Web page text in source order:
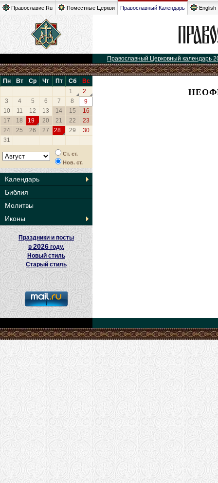
Православие.Ru Поместные Церкви Православный Календарь English
Православный Церковный календарь
Пн Вт Ср Чт Пт Сб
Вс
1
2
3
4 5 6 7 8
9
10
11 12 13 14 15
16
17
18 19 20 21 22
23
24
25 26 27 28 29
30
31
Ст. ст.
Нов. ст.
Календарь
Библия
Молитвы
Иконы
Праздники и посты
в2026 году.
Новый стиль
Старый стиль